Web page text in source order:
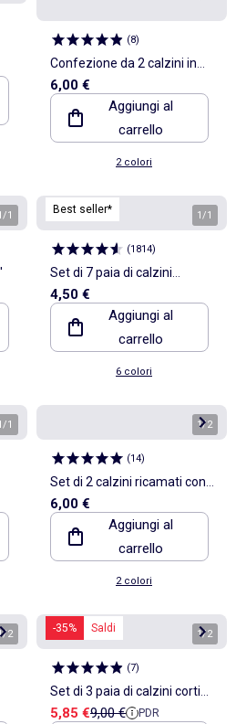
(8)
Confezione da 2 calzini in
maglia traforata con bordi
ondulati
6,00 €
Aggiungi al
carrello
2 colori
/1 Best seller* 1 /1
(1814)
Set di 7 paia di calzini
invisibili
4,50 €
Aggiungi al
carrello
6 colori
/1 1/2
(14)
Set di 2 calzini ricamati con
bordo a volant
6,00 €
Aggiungi al
carrello
2 colori
/2 -35% Saldi 1/2
(7)
Set di 3 paia di calzini corti
'DIM'
Prezzo di vendita
5,85 €Prezzo di riferimento
9,00 € PDR